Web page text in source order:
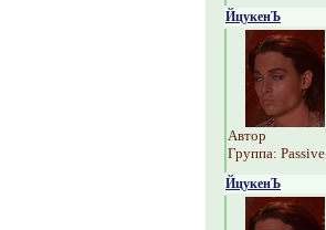
ЙцукенЪ
Автор
Группа: Passive
ЙцукенЪ